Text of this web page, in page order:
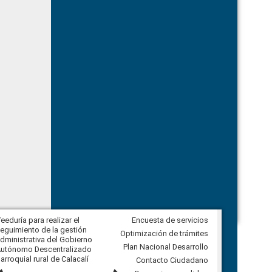
para realizar el
de la gestión
del Gobierno
Descentralizado
rural de Calacalí
Veeduría para vigilar los acuerdos,
derivados de la Audiencia Pública
comunidad Urbina, parroquia la
Carolina
Encuesta de servicios
Optimización de trámites
Plan Nacional Desarrollo
Contacto Ciudadano